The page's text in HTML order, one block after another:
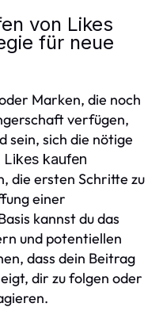
von Likes
für neue
Marken, die noch
verfügen,
sein, sich die nötige
Likes kaufen
die ersten Schritte zu
einer
kannst du das
und potentiellen
dass dein Beitrag
dir zu folgen oder